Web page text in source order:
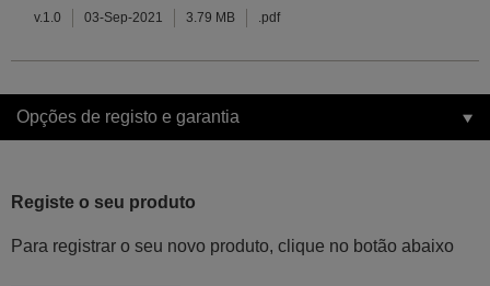
v.1.0 03-Sep-2021 3.79 MB .pdf
Opções de registo e garantia
Registe o seu produto
Para registrar o seu novo produto, clique no botão abaixo